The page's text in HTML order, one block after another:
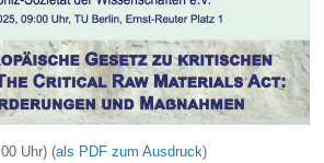
Uhr) (als PDF zum Ausdruck)